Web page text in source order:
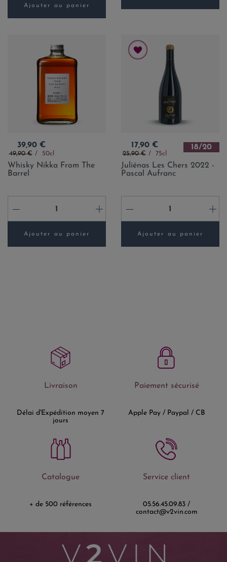
Ajouter au panier
Prix
39,90 €
Prix de base
49,90 € 50cl
Whisky Nikka From The
Barrel
- +
Ajouter au panier
Prix
17,90 €
Prix de base
25,90 € 75cl
18/20
Juliénas Les Chers 2022 -
Pascal Aufranc
- +
Ajouter au panier
Livraison
Délai d'Expédition moyen 7
jours
Paiement sécurisé
Apple Pay / Paypal / CB
Catalogue
+ de 500 références
Service client
05.56.45.09.83 /
contact@v2vin.com